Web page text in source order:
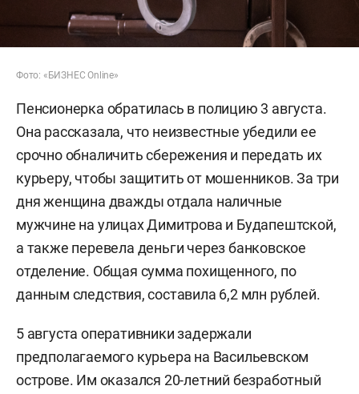
Фото: «БИЗНЕС Online»
Пенсионерка обратилась в полицию 3 августа.
Она рассказала, что неизвестные убедили ее
срочно обналичить сбережения и передать их
курьеру, чтобы защитить от мошенников. За три
дня женщина дважды отдала наличные
мужчине на улицах Димитрова и Будапештской,
а также перевела деньги через банковское
отделение. Общая сумма похищенного, по
данным следствия, составила 6,2 млн рублей.
5 августа оперативники задержали
предполагаемого курьера на Васильевском
острове. Им оказался 20-летний безработный